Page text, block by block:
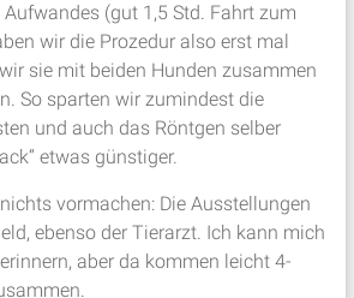
Aufwandes (gut 1,5 Std. Fahrt zum
wir die Prozedur also erst mal
sie mit beiden Hunden zusammen
So sparten wir zumindest die
und auch das Röntgen selber
etwas günstiger.
vormachen: Die Ausstellungen
ebenso der Tierarzt. Ich kann mich
aber da kommen leicht 4-